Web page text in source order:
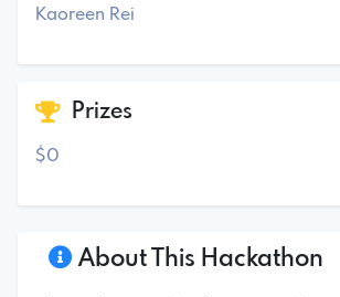
About This Hackathon
Kaoreen Rei
Prizes
$0